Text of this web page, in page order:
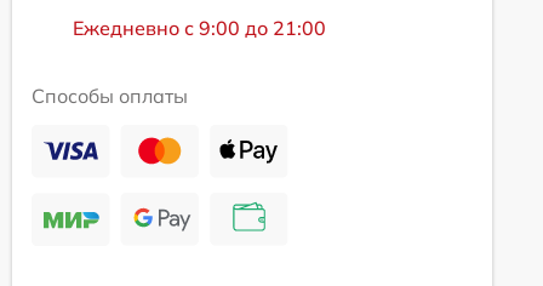
Ежедневно с 9:00 до 21:00
Способы оплаты